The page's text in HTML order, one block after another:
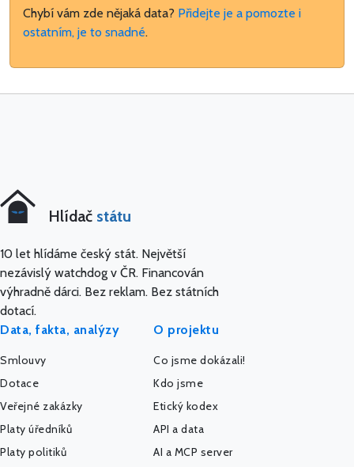
Chybí vám zde nějaká data? Přidejte je a pomozte i
ostatním, je to snadné.
Hlídač státu
10 let hlídáme český stát. Největší
nezávislý watchdog v ČR. Financován
výhradně dárci. Bez reklam. Bez státních
dotací.
Data, fakta, analýzy
Smlouvy
Dotace
Veřejné zakázky
Platy úředníků
Platy politiků
O projektu
Co jsme dokázali!
Kdo jsme
Etický kodex
API a data
AI a MCP server